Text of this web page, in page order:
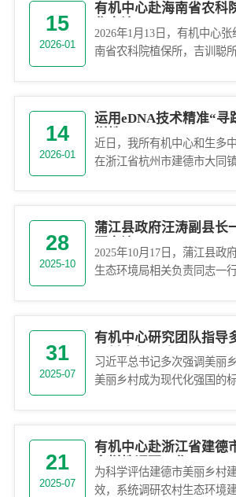
15
2026-01
有机中心赴海南省农科
作交流
2026年1月13日，有机中心
南省农科院植保所，吉训聪
14
2026-01
运用eDNA技术精准“寻
样性
近日，我所有机中心和生多
在浙江省杭州市建德市大同
28
2025-10
蒲江县政府汪涛副县长
研交流
2025年10月17日，蒲江县政
生态环境局相关负责同志一
31
2025-07
有机中心研究团队指导
乡村先行区建设
习近平总书记多次强调美丽
美丽乡村成为现代化强国的
21
2025-07
有机中心赴浙江省建德
多样性调研工作
为科学评估建德市美丽乡村
效，系统调研农村生态环境